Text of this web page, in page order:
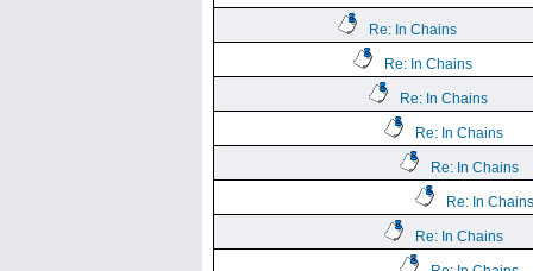
Re: In Chains
Re: In Chains
Re: In Chains
Re: In Chains
Re: In Chains
Re: In Chains
Re: In Chains